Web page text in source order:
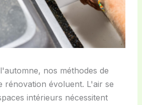
nos méthodes de
rénovation évoluent. L'air se
intérieurs nécessitent